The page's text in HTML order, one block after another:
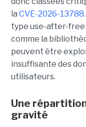
la CVE-2026-13788
type use-after-free
comme la
peuvent être
insuffisante des
utilisateurs.
Une
gravité